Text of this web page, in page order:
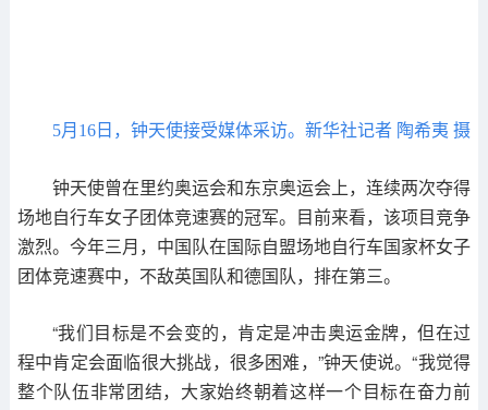
5月16日，钟天使接受媒体采访。新华社记者 陶希夷 摄
钟天使曾在里约奥运会和东京奥运会上，连续两次夺得
场地自行车女子团体竞速赛的冠军。目前来看，该项目竞争
激烈。今年三月，中国队在国际自盟场地自行车国家杯女子
团体竞速赛中，不敌英国队和德国队，排在第三。
“我们目标是不会变的，肯定是冲击奥运金牌，但在过
程中肯定会面临很大挑战，很多困难，”钟天使说。“我觉得
整个队伍非常团结，大家始终朝着这样一个目标在奋力前